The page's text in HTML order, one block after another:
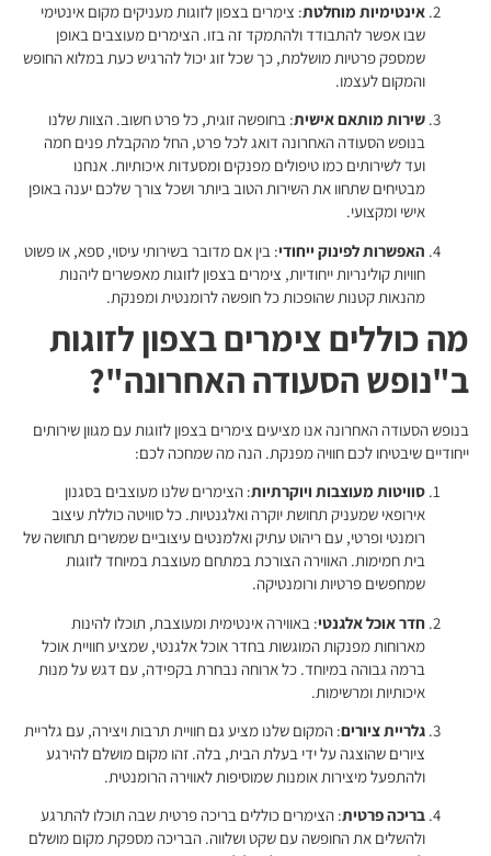
אינטימיות מוחלטת: צימרים בצפון לזוגות מעניקים מקום אינטימי
שבו אפשר להתבודד ולהתמקד זה בזו. הצימרים מעוצבים באופן
שמספק פרטיות מושלמת, כך שכל זוג יכול להרגיש כעת במלוא החופש
והמקום לעצמו.
שירות מותאם אישית: בחופשה זוגית, כל פרט חשוב. הצוות שלנו
בנופש הסעודה האחרונה דואג לכל פרט, החל מהקבלת פנים חמה
ועד לשירותים כמו טיפולים מפנקים ומסעדות איכותיות. אנחנו
מבטיחים שתחוו את השירות הטוב ביותר ושכל צורך שלכם יענה באופן
אישי ומקצועי.
האפשרות לפינוק ייחודי: בין אם מדובר בשירותי עיסוי, ספא, או פשוט
חוויות קולינריות ייחודיות, צימרים בצפון לזוגות מאפשרים ליהנות
מהנאות קטנות שהופכות כל חופשה לרומנטית ומפנקת.
מה כוללים צימרים בצפון לזוגות
ב"נופש הסעודה האחרונה"?
בנופש הסעודה האחרונה אנו מציעים צימרים בצפון לזוגות עם מגוון שירותים
ייחודיים שיבטיחו לכם חוויה מפנקת. הנה מה שמחכה לכם:
סוויטות מעוצבות ויוקרתיות: הצימרים שלנו מעוצבים בסגנון
אירופאי שמעניק תחושת יוקרה ואלגנטיות. כל סוויטה כוללת עיצוב
רומנטי ופרטי, עם ריהוט עתיק ואלמנטים עיצוביים שמשרים תחושה של
בית חמימות. האווירה הצורכת במתחם מעוצבת במיוחד לזוגות
שמחפשים פרטיות ורומנטיקה.
חדר אוכל אלגנטי: באווירה אינטימית ומעוצבת, תוכלו להינות
מארוחות מפנקות המוגשות בחדר אוכל אלגנטי, שמציע חוויית אוכל
ברמה גבוהה במיוחד. כל ארוחה נבחרת בקפידה, עם דגש על מנות
איכותיות ומרשימות.
גלריית ציורים: המקום שלנו מציע גם חוויית תרבות ויצירה, עם גלריית
ציורים שהוצגה על ידי בעלת הבית, בלה. זהו מקום מושלם להירגע
ולהתפעל מיצירות אומנות שמוסיפות לאווירה הרומנטית.
בריכה פרטית: הצימרים כוללים בריכה פרטית שבה תוכלו להתרגע
ולהשלים את החופשה עם שקט ושלווה. הבריכה מספקת מקום מושלם